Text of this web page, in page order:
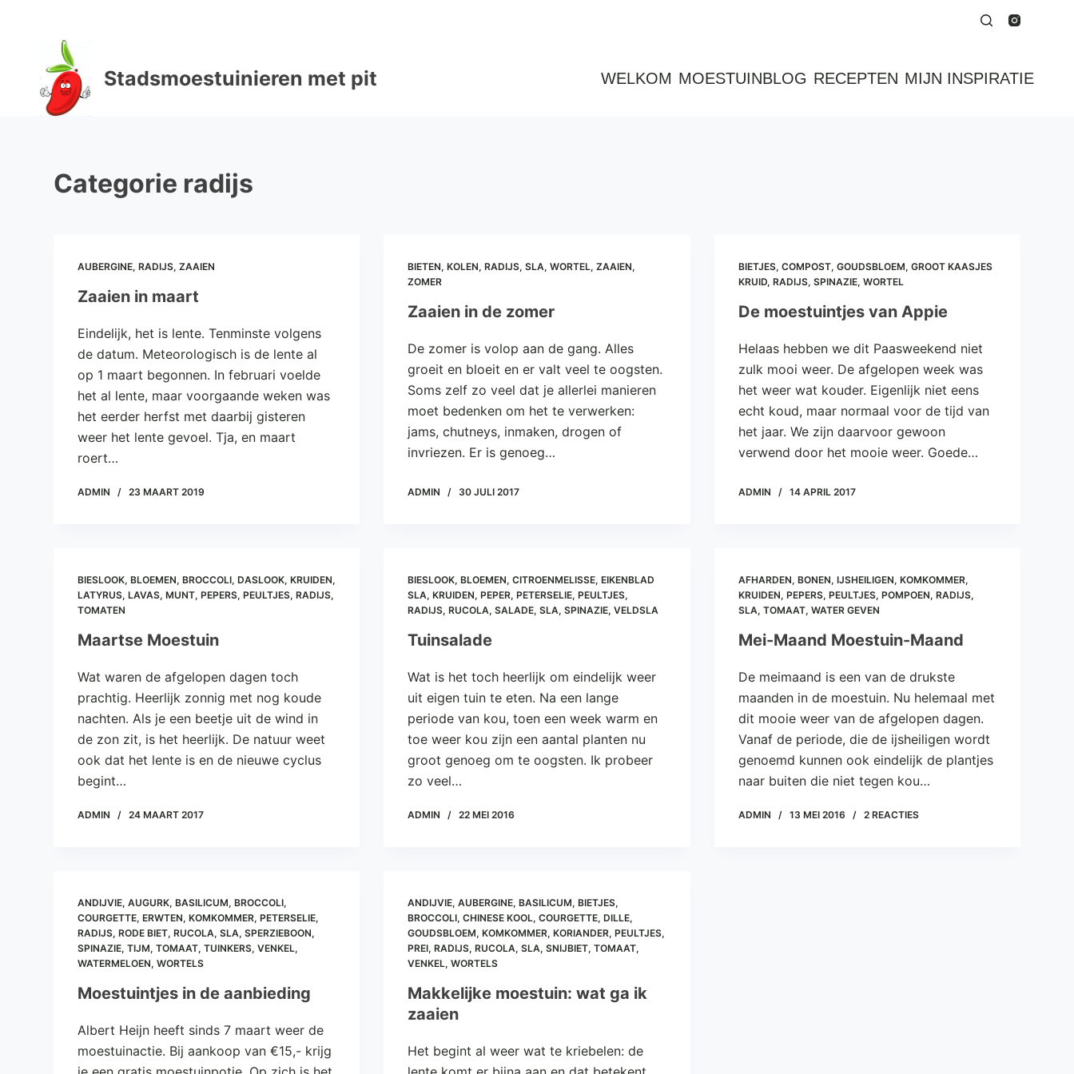
Stadsmoestuinieren met pit WELKOM MOESTUINBLOG RECEPTEN MIJN INSPIRATIE
Categorie radijs
AUBERGINE,RADIJS,ZAAIEN
Zaaien in maart
Eindelijk, het is lente. Tenminste volgens
de datum. Meteorologisch is de lente al
op 1 maart begonnen. In februari voelde
het al lente, maar voorgaande weken was
het eerder herfst met daarbij gisteren
weer het lente gevoel. Tja, en maart
roert…
ADMIN 23 MAART 2019
BIETEN,KOLEN,RADIJS,SLA,WORTEL,ZAAIEN,
ZOMER
Zaaien in de zomer
De zomer is volop aan de gang. Alles
groeit en bloeit en er valt veel te oogsten.
Soms zelf zo veel dat je allerlei manieren
moet bedenken om het te verwerken:
jams, chutneys, inmaken, drogen of
invriezen. Er is genoeg…
ADMIN 30 JULI 2017
BIETJES, COMPOST, GOUDSBLOEM, GROOT KAASJES
KRUID, RADIJS, SPINAZIE, WORTEL
De moestuintjes van Appie
Helaas hebben we dit Paasweekend niet
zulk mooi weer. De afgelopen week was
het weer wat kouder. Eigenlijk niet eens
echt koud, maar normaal voor de tijd van
het jaar. We zijn daarvoor gewoon
verwend door het mooie weer. Goede…
ADMIN 14 APRIL 2017
BIESLOOK,BLOEMEN,BROCCOLI,DASLOOK,KRUIDEN,
LATYRUS,LAVAS,MUNT,PEPERS,PEULTJES,RADIJS,
TOMATEN
Maartse Moestuin
Wat waren de afgelopen dagen toch
prachtig. Heerlijk zonnig met nog koude
nachten. Als je een beetje uit de wind in
de zon zit, is het heerlijk. De natuur weet
ook dat het lente is en de nieuwe cyclus
begint…
ADMIN 24 MAART 2017
BIESLOOK,BLOEMEN,CITROENMELISSE,EIKENBLAD
SLA,KRUIDEN,PEPER,PETERSELIE,PEULTJES,
RADIJS,RUCOLA,SALADE,SLA,SPINAZIE,VELDSLA
Tuinsalade
Wat is het toch heerlijk om eindelijk weer
uit eigen tuin te eten. Na een lange
periode van kou, toen een week warm en
toe weer kou zijn een aantal planten nu
groot genoeg om te oogsten. Ik probeer
zo veel…
ADMIN 22 MEI 2016
AFHARDEN, BONEN, IJSHEILIGEN, KOMKOMMER,
KRUIDEN, PEPERS, PEULTJES, POMPOEN, RADIJS,
SLA, TOMAAT, WATER GEVEN
Mei-Maand Moestuin-Maand
De meimaand is een van de drukste
maanden in de moestuin. Nu helemaal met
dit mooie weer van de afgelopen dagen.
Vanaf de periode, die de ijsheiligen wordt
genoemd kunnen ook eindelijk de plantjes
naar buiten die niet tegen kou…
ADMIN 13 MEI 2016 2 REACTIES
ANDIJVIE,AUGURK,BASILICUM,BROCCOLI,
COURGETTE,ERWTEN,KOMKOMMER,PETERSELIE,
RADIJS,RODE BIET,RUCOLA,SLA,SPERZIEBOON,
SPINAZIE,TIJM,TOMAAT,TUINKERS,VENKEL,
WATERMELOEN,WORTELS
Moestuintjes in de aanbieding
Albert Heijn heeft sinds 7 maart weer de
moestuinactie. Bij aankoop van €15,- krijg
ANDIJVIE,AUBERGINE,BASILICUM,BIETJES,
BROCCOLI,CHINESE KOOL,COURGETTE,DILLE,
GOUDSBLOEM,KOMKOMMER,KORIANDER,PEULTJES,
PREI,RADIJS,RUCOLA,SLA,SNIJBIET,TOMAAT,
VENKEL,WORTELS
Makkelijke moestuin: wat ga ik
zaaien
Het begint al weer wat te kriebelen: de